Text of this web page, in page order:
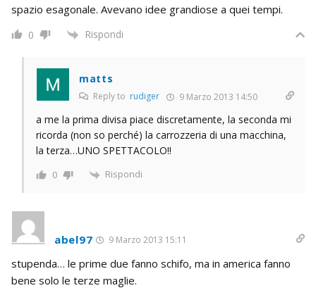
spazio esagonale. Avevano idee grandiose a quei tempi.
0 Rispondi
matts
Reply to rudiger 9 Marzo 2013 14:50
a me la prima divisa piace discretamente, la seconda mi
ricorda (non so perché) la carrozzeria di una macchina,
la terza…UNO SPETTACOLO!!
0 Rispondi
abel97 9 Marzo 2013 15:11
stupenda… le prime due fanno schifo, ma in america fanno
bene solo le terze maglie.